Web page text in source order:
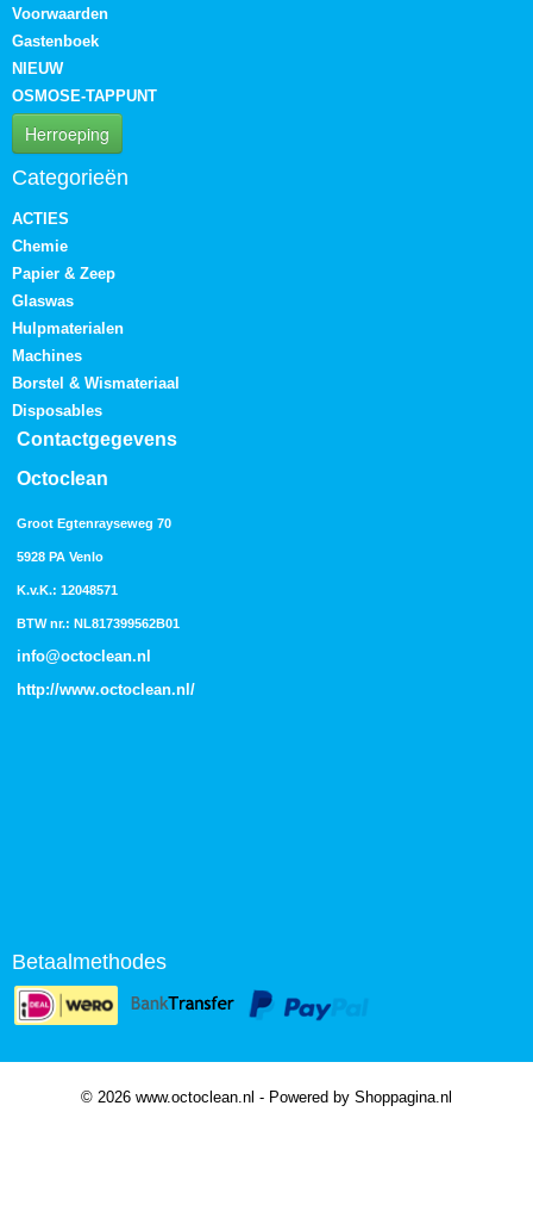
Voorwaarden
Gastenboek
NIEUW
OSMOSE-TAPPUNT
Herroeping
Categorieën
ACTIES
Chemie
Papier & Zeep
Glaswas
Hulpmaterialen
Machines
Borstel & Wismateriaal
Disposables
Contactgegevens
Octoclean
Groot Egtenrayseweg 70
5928 PA Venlo
K.v.K.: 12048571
BTW nr.: NL817399562B01
info@octoclean.nl
http://www.octoclean.nl /
Betaalmethodes
© 2026 www.octoclean.nl - Powered by Shoppagina.nl